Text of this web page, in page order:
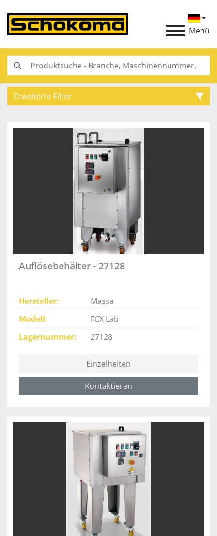
Menü
Erweiterte Filter
Auflösebehälter - 27128
Hersteller
Massa
Modell
FCX Lab
Lagernummer
27128
Einzelheiten
Kontaktieren